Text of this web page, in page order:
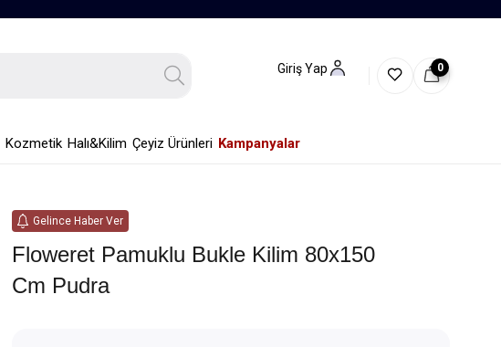
Giriş Yap 0
Kozmetik Halı&Kilim Çeyiz Ürünleri Kampanyalar
Gelince Haber Ver
Floweret Pamuklu Bukle Kilim 80x150
Cm Pudra